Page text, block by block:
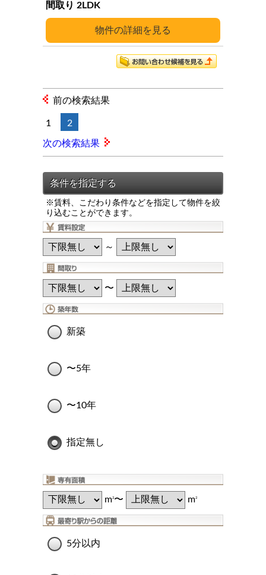
※賃料、こだわり条件などを指定して物件を絞
り込むことができます。
～
〜
新築
〜5年
〜10年
指定無し
m2〜 m2
5分以内
詳細
2LDK
前の検索結果
1 2
次の検索結果